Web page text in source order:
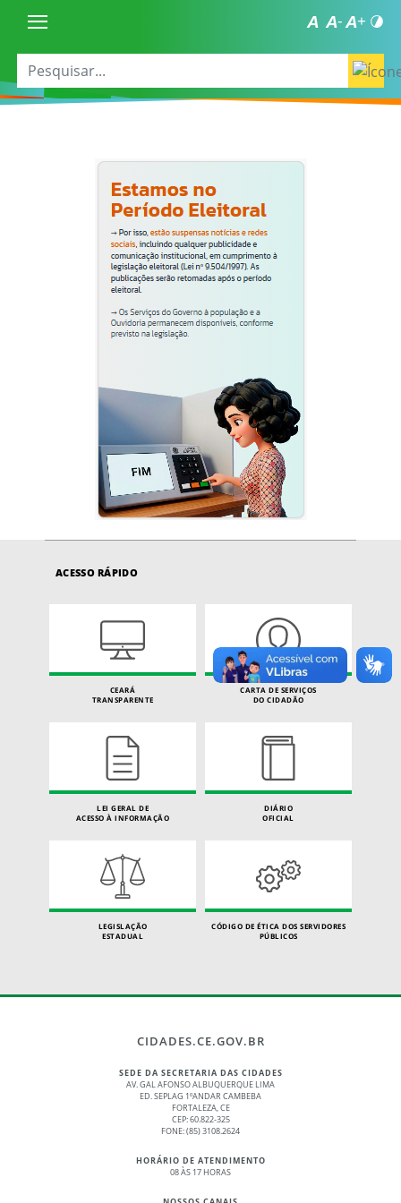
ACESSO RÁPIDO
CEARÁ
TRANSPARENTE
CARTA DE SERVIÇOS
DO CIDADÃO
LEI GERAL DE
ACESSO À INFORMAÇÃO
DIÁRIO
OFICIAL
LEGISLAÇÃO
ESTADUAL
CÓDIGO DE ÉTICA DOS SERVIDORES
PÚBLICOS
CIDADES.CE.GOV.BR
SEDE DA SECRETARIA DAS CIDADES
AV. GAL AFONSO ALBUQUERQUE LIMA
ED. SEPLAG 1ºANDAR CAMBEBA
FORTALEZA, CE
CEP: 60.822-325
FONE: (85) 3108.2624
HORÁRIO DE ATENDIMENTO
08 ÀS 17 HORAS